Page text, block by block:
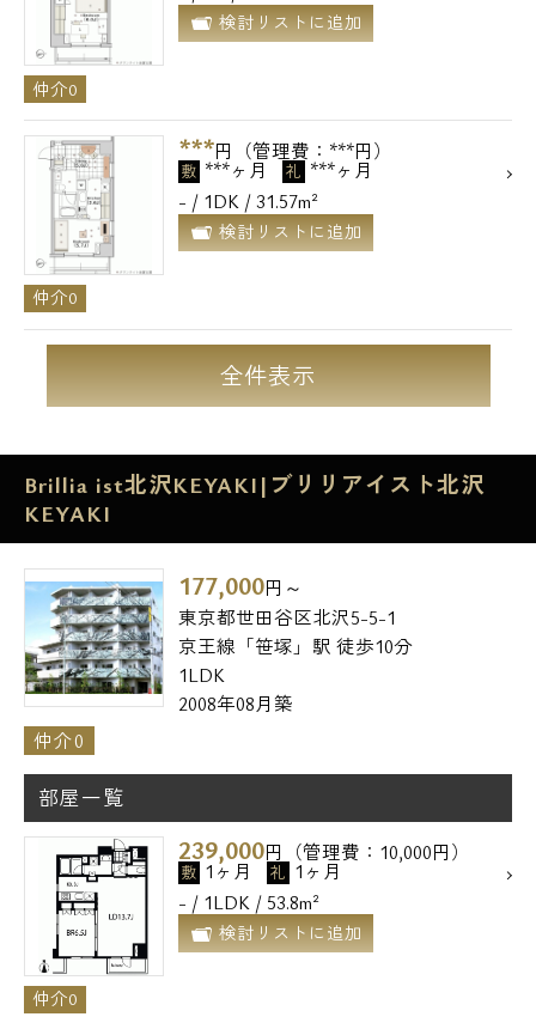
検討リストに追加
仲介0
***円（管理費：***円）
敷 ***ヶ月 礼 ***ヶ月
- / 1DK / 31.57m²
検討リストに追加
仲介0
全件表示
Brillia ist北沢KEYAKI|ブリリアイスト北沢
KEYAKI
177,000円～
東京都世田谷区北沢5-5-1
京王線「笹塚」駅 徒歩10分
1LDK
2008年08月築
仲介0
部屋一覧
239,000円（管理費：10,000円）
敷 1ヶ月 礼 1ヶ月
- / 1LDK / 53.8m²
検討リストに追加
仲介0